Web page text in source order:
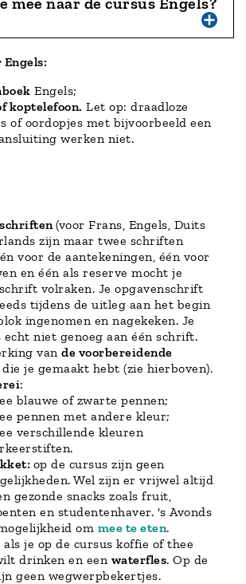
Engels;
koptelefoon. Let op: draadloze
of oordopjes met bijvoorbeeld een
werken niet.
(voor Frans, Engels, Duits
zijn maar twee schriften
voor de aantekeningen, één voor
en één als reserve mocht je
volraken. Je opgavenschrift
tijdens de uitleg aan het begin
ingenomen en nagekeken. Je
echt niet genoeg aan één schrift.
van de voorbereidende
die je gemaakt hebt (zie hierboven).
:
blauwe of zwarte pennen;
pennen met andere kleur;
verschillende kleuren
op de cursus zijn geen
Wel zijn er vrijwel altijd
gezonde snacks zoals fruit,
en studentenhaver. 's Avonds
om mee te eten.
als je op de cursus koffie of thee
drinken en een waterfles. Op de
geen wegwerpbekertjes.